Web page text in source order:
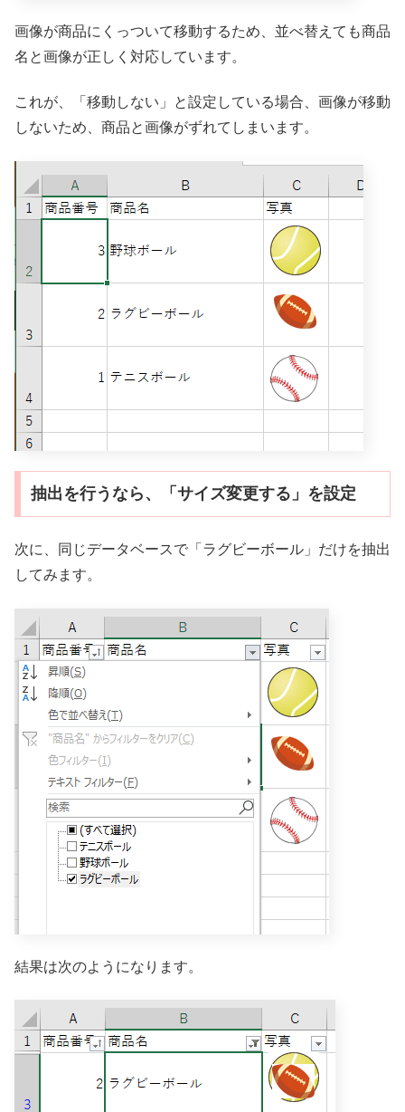
画像が商品にくっついて移動するため、並べ替えても商品
名と画像が正しく対応しています。
これが、「移動しない」と設定している場合、画像が移動
しないため、商品と画像がずれてしまいます。
抽出を行うなら、「サイズ変更する」を設定
次に、同じデータベースで「ラグビーボール」だけを抽出
してみます。
結果は次のようになります。